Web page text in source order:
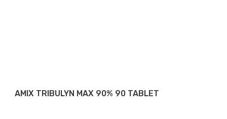
AMIX TRIBULYN MAX 90% 90 TABLET